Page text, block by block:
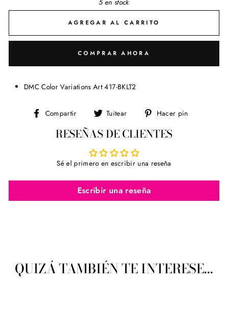
AGREGAR AL CARRITO
COMPRAR AHORA
DMC Color Variations Art 417-BKLT2
Compartir
Compartir
Facebook
Tuitear
Tuitear
Twitter
Hacer pin
RESEÑAS DE CLIENTES
Sé el primero en escribir una reseña
Escribir una reseña
QUIZÁ TAMBIÉN TE INTERESE...